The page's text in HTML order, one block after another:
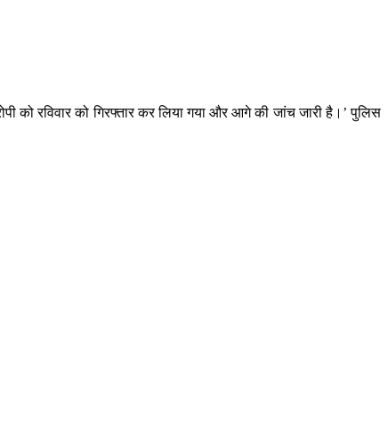
को रविवार को गिरफ्तार कर लिया गया और आगे की जांच जारी है।’ पुलिस